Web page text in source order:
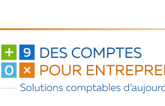
Aller
contenu